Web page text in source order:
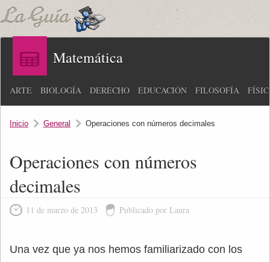
Matemática
ARTE BIOLOGÍA DERECHO EDUCACIÓN FILOSOFÍA
Inicio General Operaciones con números decimales
Operaciones con números
decimales
11 de marzo de 2013 Publicado por Laura
Una vez que ya nos hemos familiarizado con los